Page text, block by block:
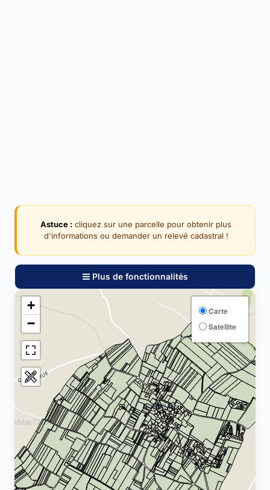
Astuce : cliquez sur une parcelle pour obtenir plus
d'informations ou demander un relevé cadastral !
Plus de fonctionnalités
+
−
Carte
Satellite